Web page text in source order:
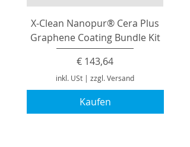
X-Clean Nanopur® Cera Plus
Graphene Coating Bundle Kit
Preis
€ 143,64
inkl. USt | zzgl. Versand
Kaufen